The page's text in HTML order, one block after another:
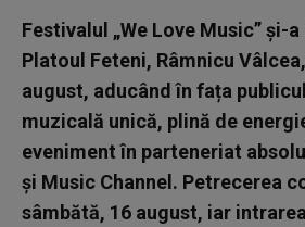
Festivalul „We Love Music” și-
Platoul Feteni, Râmnicu
august, aducând în fața
muzicală unică, plină de
eveniment în parteneriat
și Music Channel. Petrecerea
sâmbătă, 16 august, iar